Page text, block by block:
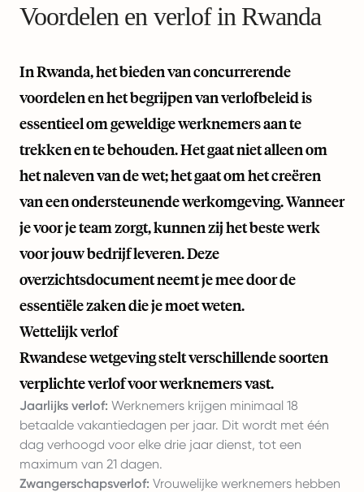
Voordelen en verlof in Rwanda
In Rwanda, het bieden van concurrerende
voordelen en het begrijpen van verlofbeleid is
essentieel om geweldige werknemers aan te
trekken en te behouden. Het gaat niet alleen om
het naleven van de wet; het gaat om het creëren
van een ondersteunende werkomgeving. Wanneer
je voor je team zorgt, kunnen zij het beste werk
voor jouw bedrijf leveren. Deze
overzichtsdocument neemt je mee door de
essentiële zaken die je moet weten.
Wettelijk verlof
Rwandese wetgeving stelt verschillende soorten
verplichte verlof voor werknemers vast.
Jaarlijks verlof: Werknemers krijgen minimaal 18
betaalde vakantiedagen per jaar. Dit wordt met één
dag verhoogd voor elke drie jaar dienst, tot een
maximum van 21 dagen.
Zwangerschapsverlof: Vrouwelijke werknemers hebben